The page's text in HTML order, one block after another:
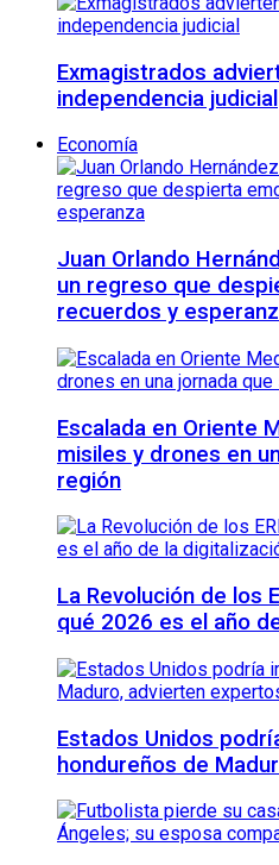
Exmagistrados
independencia judicial
Economía
Juan Orlando
un regreso que
recuerdos y
Escalada en Oriente
misiles y drones en
región
La Revolución de los
qué 2026 es el año
Estados Unidos
hondureños de